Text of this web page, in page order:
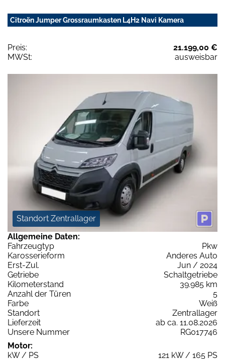
Citroën Jumper Grossraumkasten L4H2 Navi Kamera
Preis:
21.199,00 €
MWSt:
ausweisbar
Standort Zentrallager
Allgemeine Daten:
Fahrzeugtyp
Pkw
Karosserieform
Anderes Auto
Erst-Zul.
Jun / 2024
Getriebe
Schaltgetriebe
Kilometerstand
39.985 km
Anzahl der Türen
5
Farbe
Weiß
Standort
Zentrallager
Lieferzeit
ab ca. 11.08.2026
Unsere Nummer
RG017746
Motor:
kW / PS
121 kW / 165 PS